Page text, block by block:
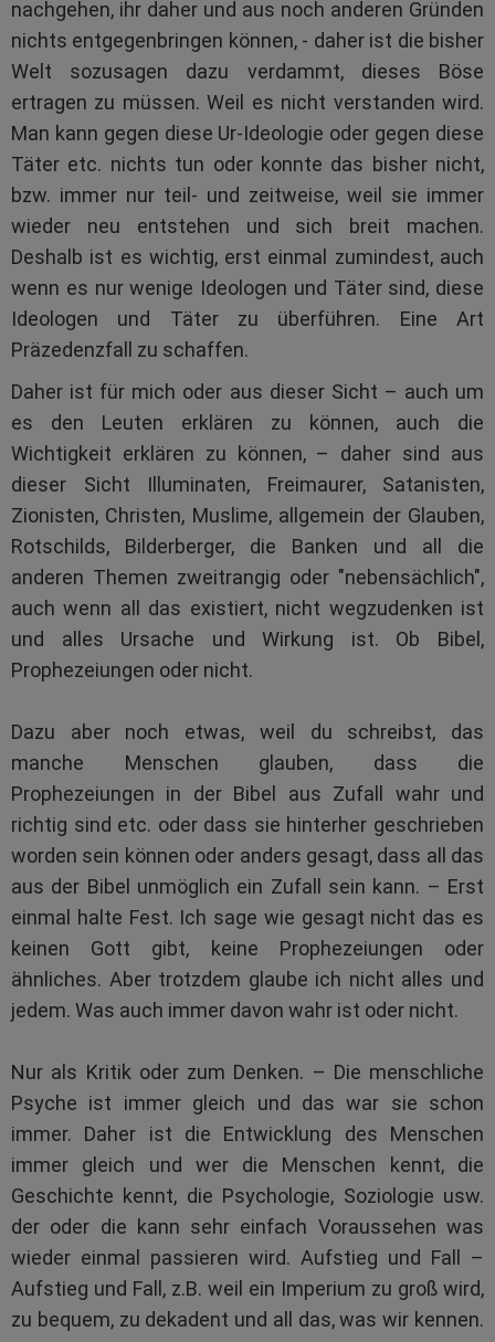
nachgehen, ihr daher und aus noch anderen Gründen
nichts entgegenbringen können, - daher ist die bisher
Welt sozusagen dazu verdammt, dieses Böse
ertragen zu müssen. Weil es nicht verstanden wird.
Man kann gegen diese Ur-Ideologie oder gegen diese
Täter etc. nichts tun oder konnte das bisher nicht,
bzw. immer nur teil- und zeitweise, weil sie immer
wieder neu entstehen und sich breit machen.
Deshalb ist es wichtig, erst einmal zumindest, auch
wenn es nur wenige Ideologen und Täter sind, diese
Ideologen und Täter zu überführen. Eine Art
Präzedenzfall zu schaffen.
Daher ist für mich oder aus dieser Sicht – auch um
es den Leuten erklären zu können, auch die
Wichtigkeit erklären zu können, – daher sind aus
dieser Sicht Illuminaten, Freimaurer, Satanisten,
Zionisten, Christen, Muslime, allgemein der Glauben,
Rotschilds, Bilderberger, die Banken und all die
anderen Themen zweitrangig oder "nebensächlich",
auch wenn all das existiert, nicht wegzudenken ist
und alles Ursache und Wirkung ist. Ob Bibel,
Prophezeiungen oder nicht.
Dazu aber noch etwas, weil du schreibst, das
manche Menschen glauben, dass die
Prophezeiungen in der Bibel aus Zufall wahr und
richtig sind etc. oder dass sie hinterher geschrieben
worden sein können oder anders gesagt, dass all das
aus der Bibel unmöglich ein Zufall sein kann. – Erst
einmal halte Fest. Ich sage wie gesagt nicht das es
keinen Gott gibt, keine Prophezeiungen oder
ähnliches. Aber trotzdem glaube ich nicht alles und
jedem. Was auch immer davon wahr ist oder nicht.
Nur als Kritik oder zum Denken. – Die menschliche
Psyche ist immer gleich und das war sie schon
immer. Daher ist die Entwicklung des Menschen
immer gleich und wer die Menschen kennt, die
Geschichte kennt, die Psychologie, Soziologie usw.
der oder die kann sehr einfach Voraussehen was
wieder einmal passieren wird. Aufstieg und Fall –
Aufstieg und Fall, z.B. weil ein Imperium zu groß wird,
zu bequem, zu dekadent und all das, was wir kennen.